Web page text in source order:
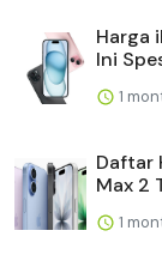
Harga
Ini
1
Daftar
Max 2
1